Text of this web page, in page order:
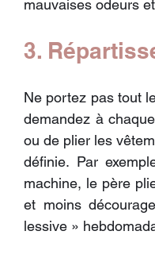
mauvaises odeurs
3.
Ne portez pas tout
demandez à
ou de plier les
définie. Par
machine, le père
et moins
lessive »